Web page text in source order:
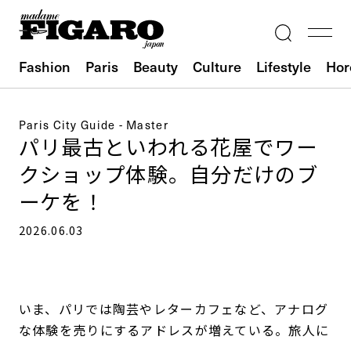
Fashion Paris Beauty Culture Lifestyle
Paris City Guide - Master
パリ最古といわれる花屋でワー
クショップ体験。自分だけのブ
ーケを！
2026.06.03
いま、パリでは陶芸やレターカフェなど、アナログ
な体験を売りにするアドレスが増えている。旅人に